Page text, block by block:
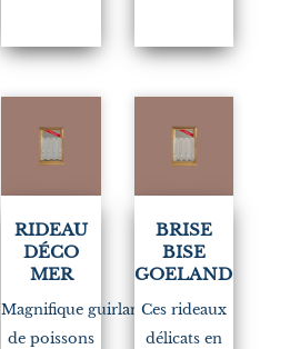
RIDEAU
DÉCO
MER
Magnifique guirlande
de poissons
BRISE
BISE
GOELAND
Ces rideaux
délicats en